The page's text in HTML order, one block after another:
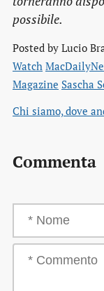
possibile.
Posted by Lucio
Watch
Magazine Sascha
Chi siamo, dove
Commenta